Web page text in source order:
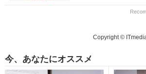
Copyright ©
今、あなたにオススメ